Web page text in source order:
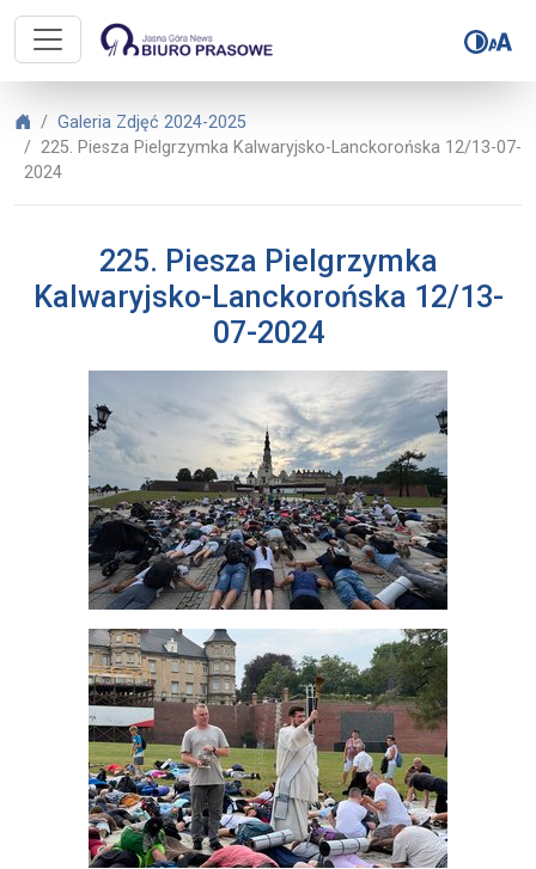
Biuro Prasowe Jasnej Góry –
Biuro Prasowe Jasnej Góry
Galeria Zdjęć 2024-2025
225. Piesza Pielgrzymka Kalwaryjsko-Lanckorońska 12/13-07-
2024
225. Piesza Pielgrzymka
Kalwaryjsko-Lanckorońska 12/13-
07-2024